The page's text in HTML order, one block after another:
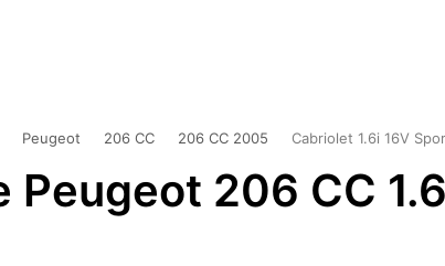
Peugeot 206 CC 206 CC 2005 Cabriolet 1.6i 16V
206 CC